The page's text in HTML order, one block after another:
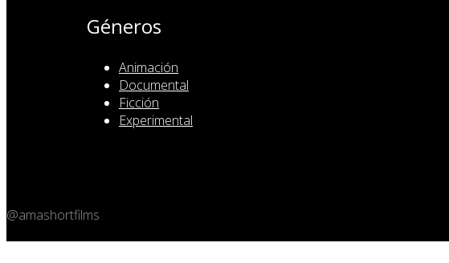
Géneros
Animación
Documental
Ficción
Experimental
@amashortfilms